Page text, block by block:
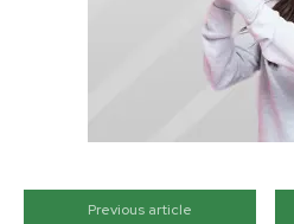
Previous article